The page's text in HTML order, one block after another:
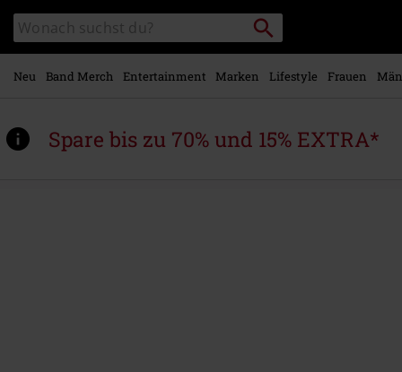
Hauptinhalt
springen
Katalog
durchsuchen
Packstation
suchen
Neu Band Merch Entertainment Marken Lifestyle Frauen
Spare bis zu 70% und 15% EXTRA*